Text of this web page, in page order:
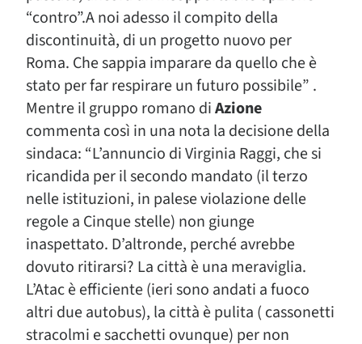
“contro”.A noi adesso il compito della
discontinuità, di un progetto nuovo per
Roma. Che sappia imparare da quello che è
stato per far respirare un futuro possibile” .
Mentre il gruppo romano diAzione
commenta così in una nota la decisione della
sindaca: “L’annuncio di Virginia Raggi, che si
ricandida per il secondo mandato (il terzo
nelle istituzioni, in palese violazione delle
regole a Cinque stelle) non giunge
inaspettato. D’altronde, perché avrebbe
dovuto ritirarsi? La città è una meraviglia.
L’Atac è efficiente (ieri sono andati a fuoco
altri due autobus), la città è pulita ( cassonetti
stracolmi e sacchetti ovunque) per non